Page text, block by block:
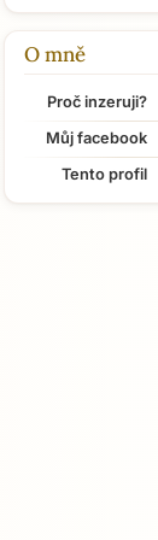
O mně
Proč inzeruji?
Můj facebook
Tento profil